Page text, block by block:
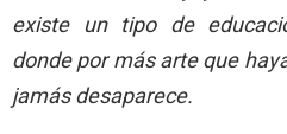
existe un tipo de
donde por más arte que
jamás desaparece.